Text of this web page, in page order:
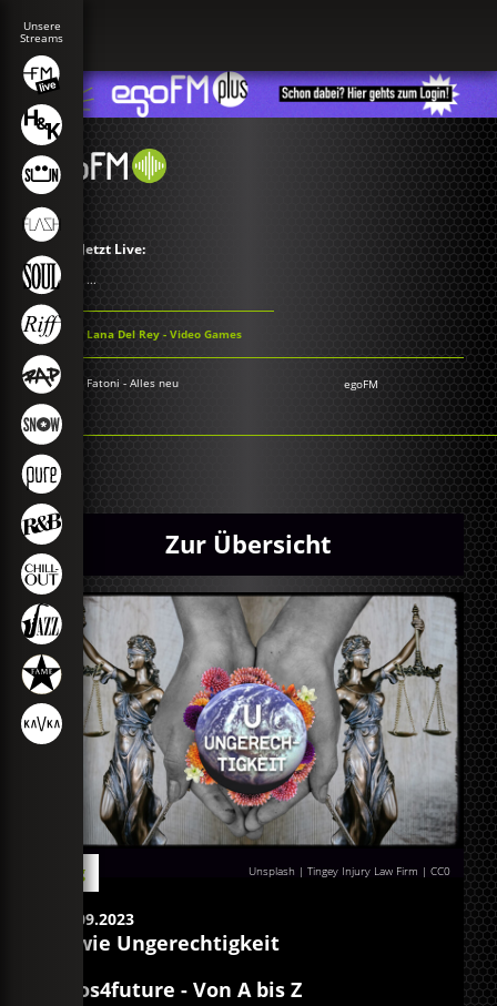
Jetzt Live:
...
Lana Del Rey - Video Games
Fatoni - Alles neu egoFM
Zur Übersicht
Unsplash | Tingey Injury Law Firm |CC0
Blog
20.09.2023
U wie Ungerechtigkeit
egos4future - Von A bis Z